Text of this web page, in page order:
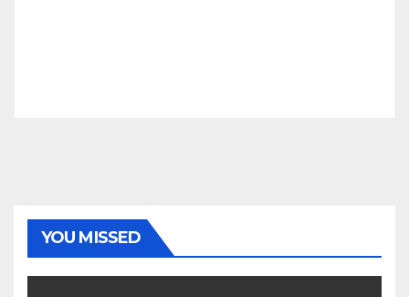
YOU MISSED